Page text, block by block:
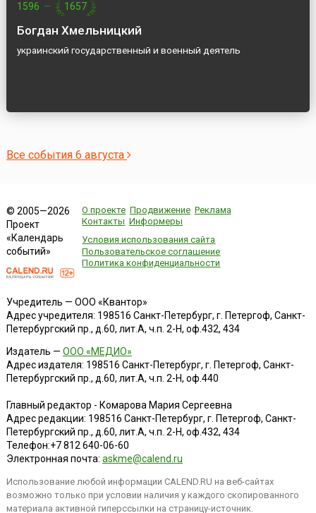
1596 — 1657
Богдан Хмельницкий
украинский государственный и военный деятель
Все события 6 августа
© 2005—2026
Проект
«Календарь
событий»
О проекте Продвижение Реклама
Контакты Информеры
Условия использования сайта
Пользовательское соглашение
Политика конфиденциальности
Учредитель — ООО «Квантор»
Адрес учредителя: 198516 Санкт-Петербург, г. Петергоф, Санкт-
Петербургский пр., д.60, лит.А, ч.п. 2-Н, оф.432, 434
Издатель — ООО «МЕДИО»
Адрес издателя: 198516 Санкт-Петербург, г. Петергоф, Санкт-
Петербургский пр., д.60, лит.А, ч.п. 2-Н, оф.440
Главный редактор - Комарова Мария Сергеевна
Адрес редакции: 198516 Санкт-Петербург, г. Петергоф, Санкт-
Петербургский пр., д.60, лит.А, ч.п. 2-Н, оф.432, 434
Телефон:+7 812 640-06-60
Электронная почта: askme@calend.ru
Использование любой информации CALEND.RU на веб-сайтах
возможно только при условии наличия у каждого скопированного
материала активной гиперссылки на страницу-источник.